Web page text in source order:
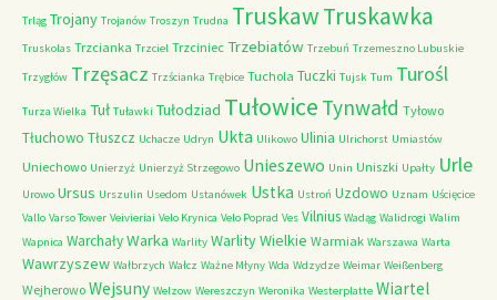
Trląg Trojany Trojanów Troszyn Trudna TruskawTruskawka
Truskolas Trzcianka Trzciel Trzciniec Trzebiatów Trzebuń Trzemeszno Lubuskie
Trzygłów Trzęsacz Trzścianka Trębice Tuchola Tuczki Tujsk Tum Turośl
Turza Wielka Tuł Tuławki Tułodziad Tułowice Tynwałd Tyłowo
Tłuchowo Tłuszcz Uchacze Udryn Ukta Ulikowo Ulinia Ulrichorst Umiastów
Uniechowo Unierzyż Unierzyż Strzegowo Unieszewo Unin Uniszki Upałty Urle
Urowo Ursus Urszulin Usedom Ustanówek Ustka Ustroń Uzdowo Uznam Uścięcice
Vallo Varso Tower Veivieriai Velo Krynica Velo Poprad Ves Vilnius Wadąg Walidrogi Walim
Wapnica WarchałyWarka Warlity Warlity Wielkie Warmiak Warszawa Warta
Wawrzyszew Wałbrzych Wałcz Ważne Młyny Wda Wdzydze Weimar Weißenberg
Wejherowo Wejsuny Welzow Wereszczyn Weronika Westerplatte Wiartel